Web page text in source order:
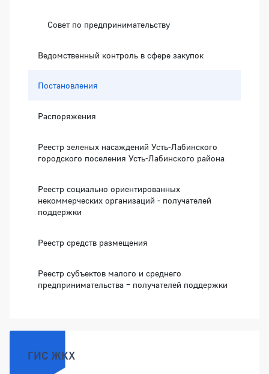
Совет по предпринимательству
Ведомственный контроль в сфере закупок
Постановления
Распоряжения
Реестр зеленых насаждений Усть-Лабинского
городского поселения Усть-Лабинского района
Реестр социально ориентированных
некоммерческих организаций - получателей
поддержки
Реестр средств размещения
Реестр субъектов малого и среднего
предпринимательства – получателей поддержки
ГИС ЖКХ